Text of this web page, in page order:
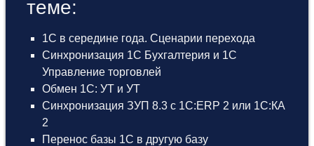
теме:
1С в середине года. Сценарии перехода
Синхронизация 1С Бухгалтерия и 1С
Управление торговлей
Обмен 1С: УТ и УТ
Синхронизация ЗУП 8.3 с 1С:ERP 2 или 1С:КА
2
Перенос базы 1С в другую базу